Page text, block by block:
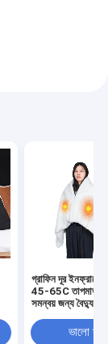
গ্রাফিন দূর
45-65C তাপমাত্রা
সমন্বয় জন্য
ভালো দাম